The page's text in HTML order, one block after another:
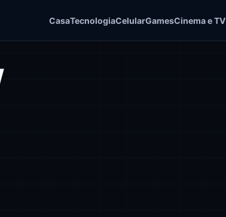
CasaTecnologiaCelularGamesCinema e TV